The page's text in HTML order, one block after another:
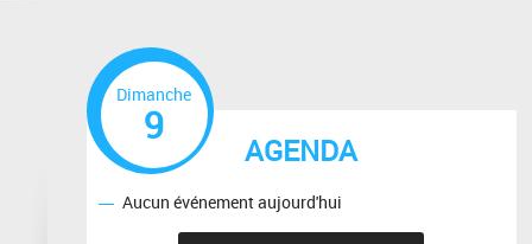
AGENDA
Dimanche
9
Aucun événement aujourd'hui